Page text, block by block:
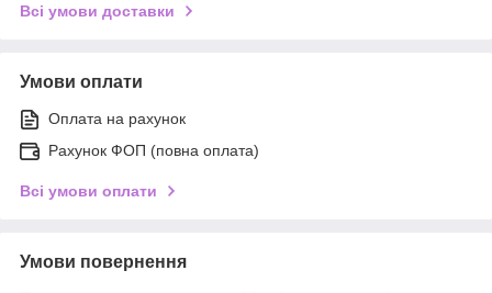
Всі умови доставки
Умови оплати
Оплата на рахунок
Рахунок ФОП (повна оплата)
Всі умови оплати
Умови повернення